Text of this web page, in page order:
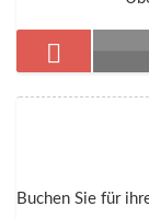
Buchen Sie für